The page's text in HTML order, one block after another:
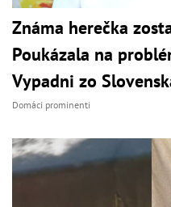
Známa herečka
Poukázala na
Vypadni zo
Domáci prominenti